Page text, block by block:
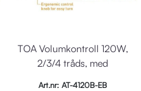
TOA Volumkontroll 120W,
2/3/4 tråds, med
Art.nr: AT-4120B-EB